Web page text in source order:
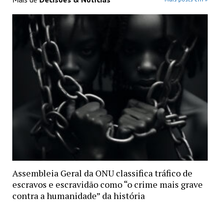
Assembleia Geral da ONU classifica tráfico de
escravos e escravidão como “o crime mais grave
contra a humanidade” da história